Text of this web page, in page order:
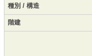
種別 / 構造
階建